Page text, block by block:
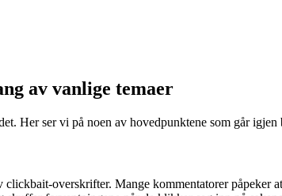
av vanlige temaer
Her ser vi på noen av hovedpunktene som går
overskrifter. Mange kommentatorer påpeker